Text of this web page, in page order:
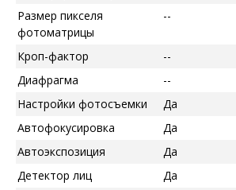
Размер пикселя
фотоматрицы
--
Кроп-фактор --
Диафрагма
--
Настройки фотосъемки
Да
Автофокусировка
Да
Автоэкспозиция
Да
Детектор лиц
Да